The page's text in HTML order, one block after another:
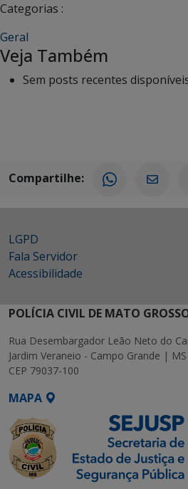
Categorias :
Geral
Veja Também
Sem posts recentes
Compartilhe:
LGPD
Fala Servidor
Acessibilidade
POLÍCIA CIVIL DE MATO
Rua Desembargador Leão Neto do
Jardim Veraneio - Campo Grande | MS
CEP 79037-100
MAPA